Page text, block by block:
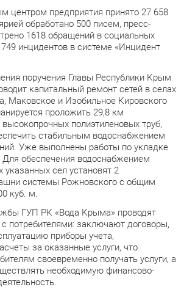
центром предприятия принято 27 658
обработано 500 писем, пресс-
1618 обращений в социальных
инцидентов в системе «Инцидент
поручения Главы Республики Крым
капитальный ремонт сетей в селах
Маковское и Изобильное Кировского
проложить 29,8 км
высокопрочных полиэтиленовых труб,
стабильным водоснабжением
Уже выполнены работы по укладке
Для обеспечения водоснабжением
указанных сел установят 2
системы Рожновского с общим
куб. м.
ГУП РК «Вода Крыма» проводят
потребителями: заключают договоры,
приборы учета,
за оказанные услуги, что
своевременно получать услуги, а
необходимую финансово-